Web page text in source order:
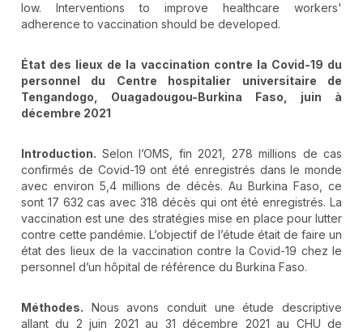
low. Interventions to improve healthcare workers'
adherence to vaccination should be developed.
État des lieux de la vaccination contre la Covid-19 du
personnel du Centre hospitalier universitaire de
Tengandogo, Ouagadougou-Burkina Faso, juin à
décembre 2021
Introduction. Selon l’OMS, fin 2021, 278 millions de cas
confirmés de Covid-19 ont été enregistrés dans le monde
avec environ 5,4 millions de décès. Au Burkina Faso, ce
sont 17 632 cas avec 318 décès qui ont été enregistrés. La
vaccination est une des stratégies mise en place pour lutter
contre cette pandémie. L’objectif de l’étude était de faire un
état des lieux de la vaccination contre la Covid-19 chez le
personnel d’un hôpital de référence du Burkina Faso.
Méthodes. Nous avons conduit une étude descriptive
allant du 2 juin 2021 au 31 décembre 2021 au CHU de